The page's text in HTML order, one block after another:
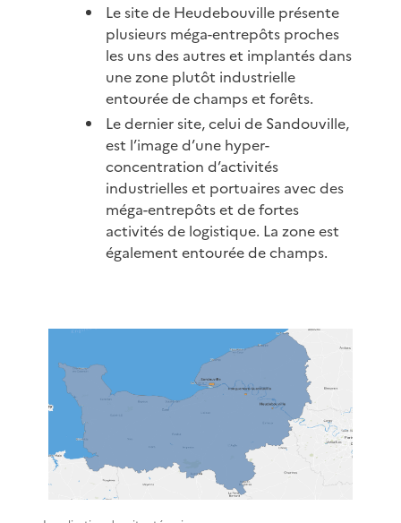
Le site de Heudebouville présente
plusieurs méga-entrepôts proches
les uns des autres et implantés dans
une zone plutôt industrielle
entourée de champs et forêts.
Le dernier site, celui de Sandouville,
est l’image d’une hyper-
concentration d’activités
industrielles et portuaires avec des
méga-entrepôts et de fortes
activités de logistique. La zone est
également entourée de champs.